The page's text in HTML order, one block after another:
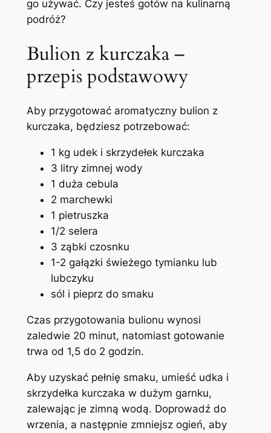
go używać. Czy jesteś gotów na kulinarną
podróż?
Bulion z kurczaka –
przepis podstawowy
Aby przygotować aromatyczny bulion z
kurczaka, będziesz potrzebować:
1 kg udek i skrzydełek kurczaka
3 litry zimnej wody
1 duża cebula
2 marchewki
1 pietruszka
1/2 selera
3 ząbki czosnku
1-2 gałązki świeżego tymianku lub
lubczyku
sól i pieprz do smaku
Czas przygotowania bulionu wynosi
zaledwie 20 minut, natomiast gotowanie
trwa od 1,5 do 2 godzin.
Aby uzyskać pełnię smaku, umieść udka i
skrzydełka kurczaka w dużym garnku,
zalewając je zimną wodą. Doprowadź do
wrzenia, a następnie zmniejsz ogień, aby